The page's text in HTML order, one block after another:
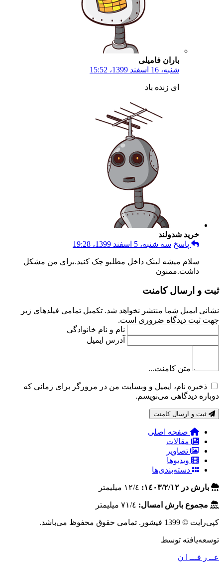
باران فامیلی
شنبه، 16 اسفند 1399، 15:52
ای زنده باد
خرید شدولند
پاسخ سه شنبه، 5 اسفند 1399، 19:28
سلام میشه لینک داخل مطلبو چک کنید.برای من مشکل
داشت.ممنون
ثبت و ارسال کامنت
نشانی ایمیل شما منتشر نخواهد شد. تکمیل تمامی فیلد‌های زیر
جهت ثبت دیدگاه ضروری است.
نام و نام خانوادگی
آدرس ایمیل
متن کامنت...
ذخیره نام، ایمیل و وبسایت من در مرورگر برای زمانی که
دوباره دیدگاهی می‌نویسم.
ثبت و ارسال کامنت
صفحه اصلی
مقالات
تصاویر
ویدیوها
دسته‌بندی‌ها
بارش در ١٤٠٣/٢/١٢: ١٢/٤ ميليمتر
مجموع بارش امسال: ٧١/٤ ميليمتر
کپی‌رایت © 1399 فیشور. تمامی حقوق محفوظ می‌باشد.
توسعه‌یافته توسط
عــ ر فـــ ا ن